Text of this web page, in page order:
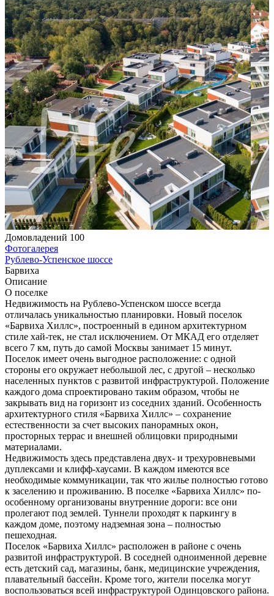
Домовладений 100
Фотогалерея
Рублево-Успенское шоссе
Барвиха
Описание
О поселке
Недвижимость на Рублево-Успенском шоссе всегда
отличалась уникальностью планировки. Новый поселок
«Барвиха Хиллс», построенный в едином архитектурном
стиле хай-тек, не стал исключением. От МКАД его отделяет
всего 7 км, путь до самой Москвы занимает 15 минут.
Поселок имеет очень выгодное расположение: с одной
стороны его окружает небольшой лес, с другой – несколько
населенных пунктов с развитой инфраструктурой. Положение
каждого дома спроектировано таким образом, чтобы не
закрывать вид на горизонт из соседних зданий. Особенность
архитектурного стиля «Барвиха Хиллс» – сохранение
естественности за счет высоких панорамных окон,
просторных террас и внешней облицовки природными
материалами.
Недвижимость здесь представлена двух- и трехуровневыми
дуплексами и клифф-хаусами. В каждом имеются все
необходимые коммуникации, так что жилье полностью готово
к заселению и проживанию. В поселке «Барвиха Хиллс» по-
особенному организованы внутренние дороги: все они
пролегают под землей. Туннели проходят к паркингу в
каждом доме, поэтому надземная зона – полностью
пешеходная.
Поселок «Барвиха Хиллс» расположен в районе с очень
развитой инфраструктурой. В соседней одноименной деревне
есть детский сад, магазины, банк, медицинские учреждения,
плавательный бассейн. Кроме того, жители поселка могут
воспользоваться всей инфраструктурой Одинцовского района.